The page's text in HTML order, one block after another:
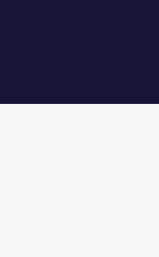
代工資源；明年下半年